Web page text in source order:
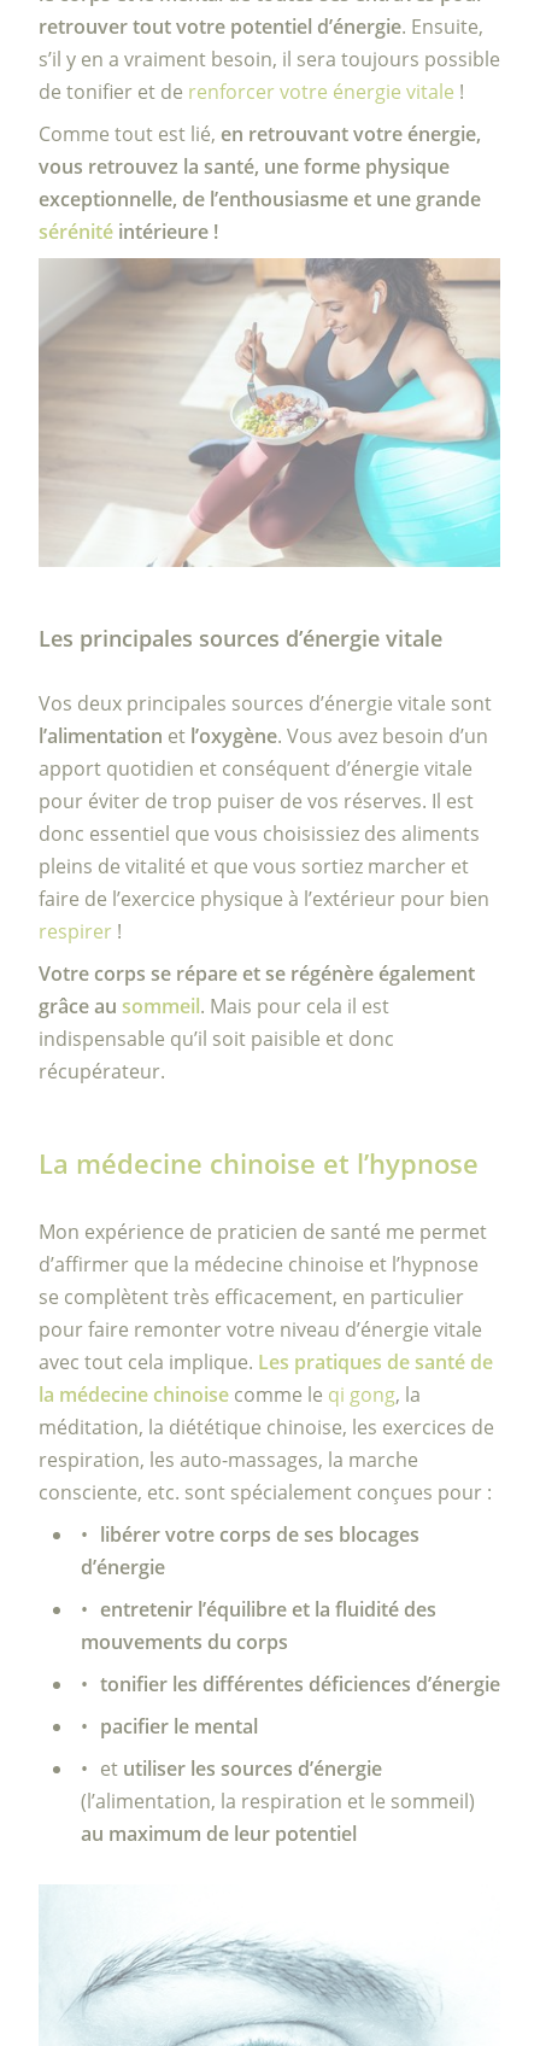
retrouver tout votre potentiel d’énergie. Ensuite,
s’il y en a vraiment besoin, il sera toujours possible
de tonifier et de renforcer votre énergie vitale !
Comme tout est lié,en retrouvant votre énergie,
vous retrouvez la santé, une forme physique
exceptionnelle, de l’enthousiasme et une grande
sérénité intérieure !
Les principales sources d’énergie vitale
Vos deux principales sources d’énergie vitale sont
l’alimentation et l’oxygène. Vous avez besoin d’un
apport quotidien et conséquent d’énergie vitale
pour éviter de trop puiser de vos réserves. Il est
donc essentiel que vous choisissiez des aliments
pleins de vitalité et que vous sortiez marcher et
faire de l’exercice physique à l’extérieur pour bien
respirer !
Votre corps se répare et se régénère également
grâce ausommeil. Mais pour cela il est
indispensable qu’il soit paisible et donc
récupérateur.
La médecine chinoise et l’hypnose
Mon expérience de praticien de santé me permet
d’affirmer que la médecine chinoise et l’hypnose
se complètent très efficacement, en particulier
pour faire remonter votre niveau d’énergie vitale
avec tout cela implique. Les pratiques de santé de
la médecine chinoise comme le qi gong, la
méditation, la diététique chinoise, les exercices de
respiration, les auto-massages, la marche
consciente, etc. sont spécialement conçues pour :
libérer votre corps de ses blocages
d’énergie
entretenir l’équilibre et la fluidité des
mouvements du corps
tonifier les différentes déficiences d’énergie
pacifier le mental
et utiliser les sources d’énergie
(l’alimentation, la respiration et le sommeil)
au maximum de leur potentiel